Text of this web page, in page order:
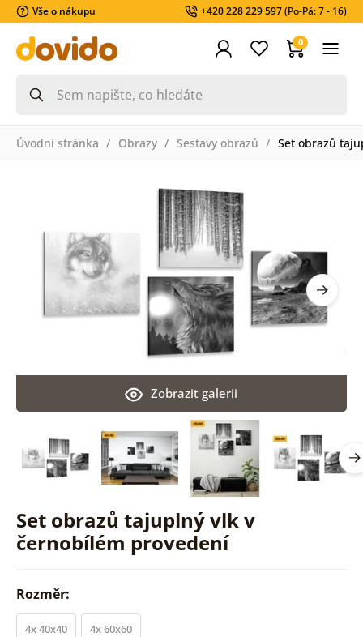
Vše o nákupu +420 228 229 597(Po-Pá: 7 - 16)
0
Úvodní stránka Obrazy Sestavy obrazů Set obrazů
Set obrazů tajuplný vlk v
černobílém provedení
Zobrazit galerii
Rozměr:
4x 40x40 4x 60x60